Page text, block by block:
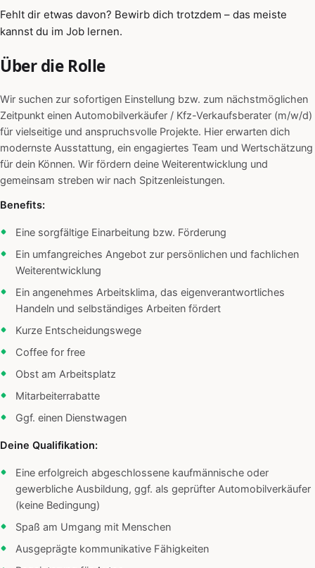
Fehlt dir etwas davon? Bewirb dich trotzdem – das meiste
kannst du im Job lernen.
Über die Rolle
Wir suchen zur sofortigen Einstellung bzw. zum nächstmöglichen
Zeitpunkt einen Automobilverkäufer / Kfz-Verkaufsberater (m/w/d)
für vielseitige und anspruchsvolle Projekte. Hier erwarten dich
modernste Ausstattung, ein engagiertes Team und Wertschätzung
für dein Können. Wir fördern deine Weiterentwicklung und
gemeinsam streben wir nach Spitzenleistungen.
Benefits:
Eine sorgfältige Einarbeitung bzw. Förderung
Ein umfangreiches Angebot zur persönlichen und fachlichen
Weiterentwicklung
Ein angenehmes Arbeitsklima, das eigenverantwortliches
Handeln und selbständiges Arbeiten fördert
Kurze Entscheidungswege
Coffee for free
Obst am Arbeitsplatz
Mitarbeiterrabatte
Ggf. einen Dienstwagen
Deine Qualifikation:
Eine erfolgreich abgeschlossene kaufmännische oder
gewerbliche Ausbildung, ggf. als geprüfter Automobilverkäufer
(keine Bedingung)
Spaß am Umgang mit Menschen
Ausgeprägte kommunikative Fähigkeiten